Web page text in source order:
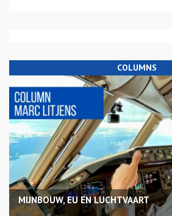
COLUMNS
MIJNBOUW, EU EN LUCHTVAART